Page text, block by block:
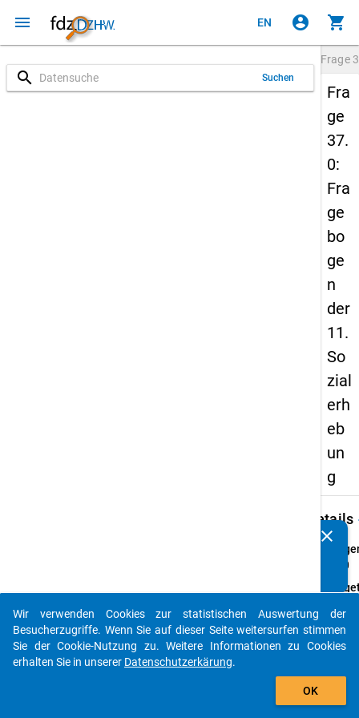
menu EN account_circle shopping_cart
search Suchen
Frage
Fra
ge
37.
0:
Fra
ge
bo
ge
n
der
11.
So
zial
erh
eb
un
g
Details
37.0
den
clear
auto_stories
add_shopping_cart
Wir verwenden Cookies zur statistischen Auswertung der
Besucherzugriffe. Wenn Sie auf dieser Seite weitersurfen stimmen
Sie der Cookie-Nutzung zu. Weitere Informationen zu Cookies
erhalten Sie in unserer Datenschutzerkärung.
OK